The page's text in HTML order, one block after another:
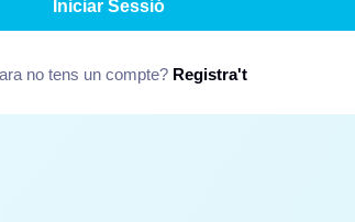
Iniciar Sessió
no tens un compte? Registra't